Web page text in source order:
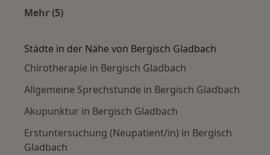
Mehr (5)
Städte in der Nähe von Bergisch Gladbach
Chirotherapie in Bergisch Gladbach
Allgemeine Sprechstunde in Bergisch Gladbach
Akupunktur in Bergisch Gladbach
Erstuntersuchung (Neupatient/in) in Bergisch
Gladbach